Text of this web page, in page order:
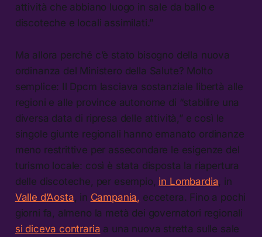
attività che abbiano luogo in sale da ballo e
discoteche e locali assimilati.”
Ma allora perché c’è stato bisogno della nuova
ordinanza del Ministero della Salute? Molto
semplice: Il Dpcm lasciava sostanziale libertà alle
regioni e alle province autonome di “stabilire una
diversa data di ripresa delle attività,” e così le
singole giunte regionali hanno emanato ordinanze
meno restrittive per assecondare le esigenze del
turismo locale: così è stata disposta la riapertura
delle discoteche, per esempio, in Lombardia , in
Valle d’Aosta , in Campania, eccetera. Fino a pochi
giorni fa, almeno la metà dei governatori regionali
si diceva contraria a una nuova stretta sulle sale